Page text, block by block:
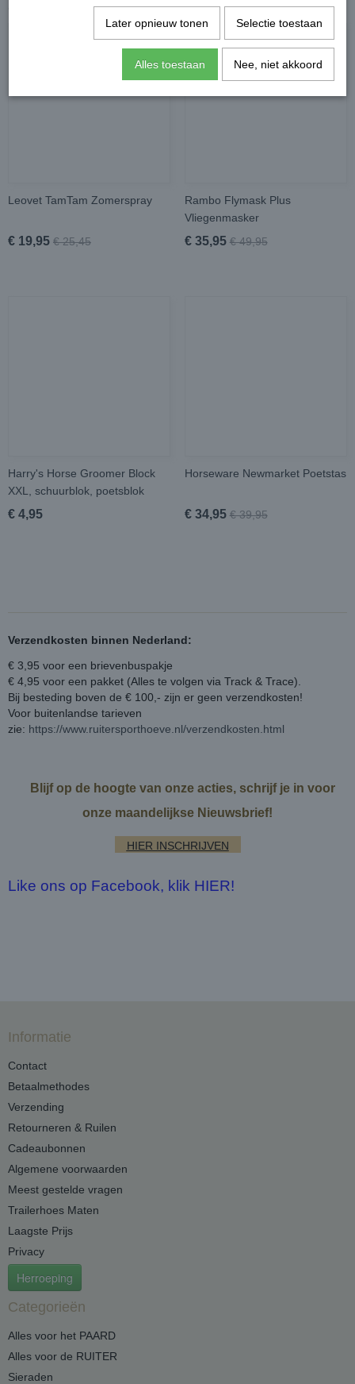
Ook interessant
Leovet TamTam Zomerspray
€ 19,95 € 25,45
Rambo Flymask Plus
Vliegenmasker
€ 35,95 € 49,95
Harry's Horse Groomer Block
XXL, schuurblok, poetsblok
€ 4,95
Horseware Newmarket Poetstas
€ 34,95 € 39,95
Verzendkosten binnen Nederland:
€ 3,95 voor een brievenbuspakje
€ 4,95 voor een pakket (Alles te volgen via Track & Trace).
Bij besteding boven de € 100,- zijn er geen verzendkosten!
Voor buitenlandse tarieven
zie: https://www.ruitersporthoeve.nl/verzendkosten.html
Blijf op de hoogte van onze acties, schrijf je in voor
onze maandelijkse Nieuwsbrief!
HIER INSCHRIJVEN
Like ons op Facebook, klik HIER!
Informatie
Contact
Betaalmethodes
Verzending
Retourneren & Ruilen
Cadeaubonnen
Algemene voorwaarden
Meest gestelde vragen
Trailerhoes Maten
Laagste Prijs
Privacy
Herroeping
Categorieën
Alles voor het PAARD
Alles voor de RUITER
Sieraden
Later opnieuw tonen Selectie toestaan
Alles toestaan Nee, niet akkoord